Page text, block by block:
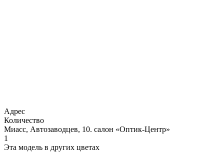
Адрес
Количество
Миасс, Автозаводцев, 10. салон «Оптик-Центр»
1
Эта модель в других цветах